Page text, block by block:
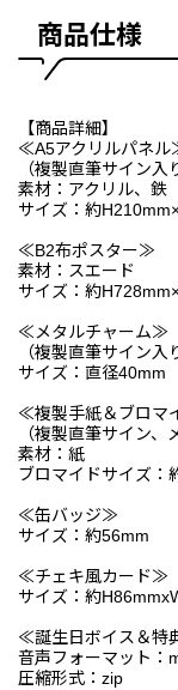
商品仕様
【商品詳細】
≪A5アクリルパネ
（複製直筆サイン入
素材：アクリル、鉄
サイズ：約
≪B2布ポスター≫
素材：スエード
サイズ：約
≪メタルチャーム≫
（複製直筆サイン入
サイズ：直径40mm
≪複製手紙＆ブロマ
（複製直筆サイン、
素材：紙
ブロマイドサイズ：
≪缶バッジ≫
サイズ：約56mm
≪チェキ風カード≫
サイズ：約
≪誕生日ボイス＆特
音声フォーマット：
圧縮形式：zip